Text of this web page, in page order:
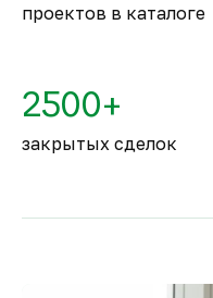
проектов в каталоге
2500+
закрытых сделок